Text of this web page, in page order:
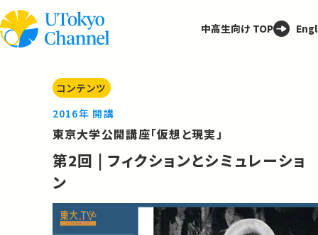
中高生向け TOP
コンテンツ
2016年 開講
東京大学公開講座「仮想と現実」
第2回 | フィクションとシミュレーショ
ン